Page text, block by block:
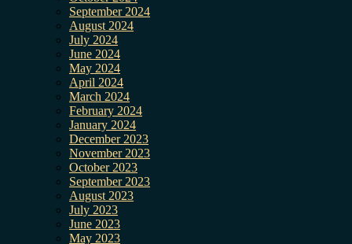
September 2024
August 2024
July 2024
June 2024
May 2024
April 2024
March 2024
February 2024
January 2024
December 2023
November 2023
October 2023
September 2023
August 2023
July 2023
June 2023
May 2023